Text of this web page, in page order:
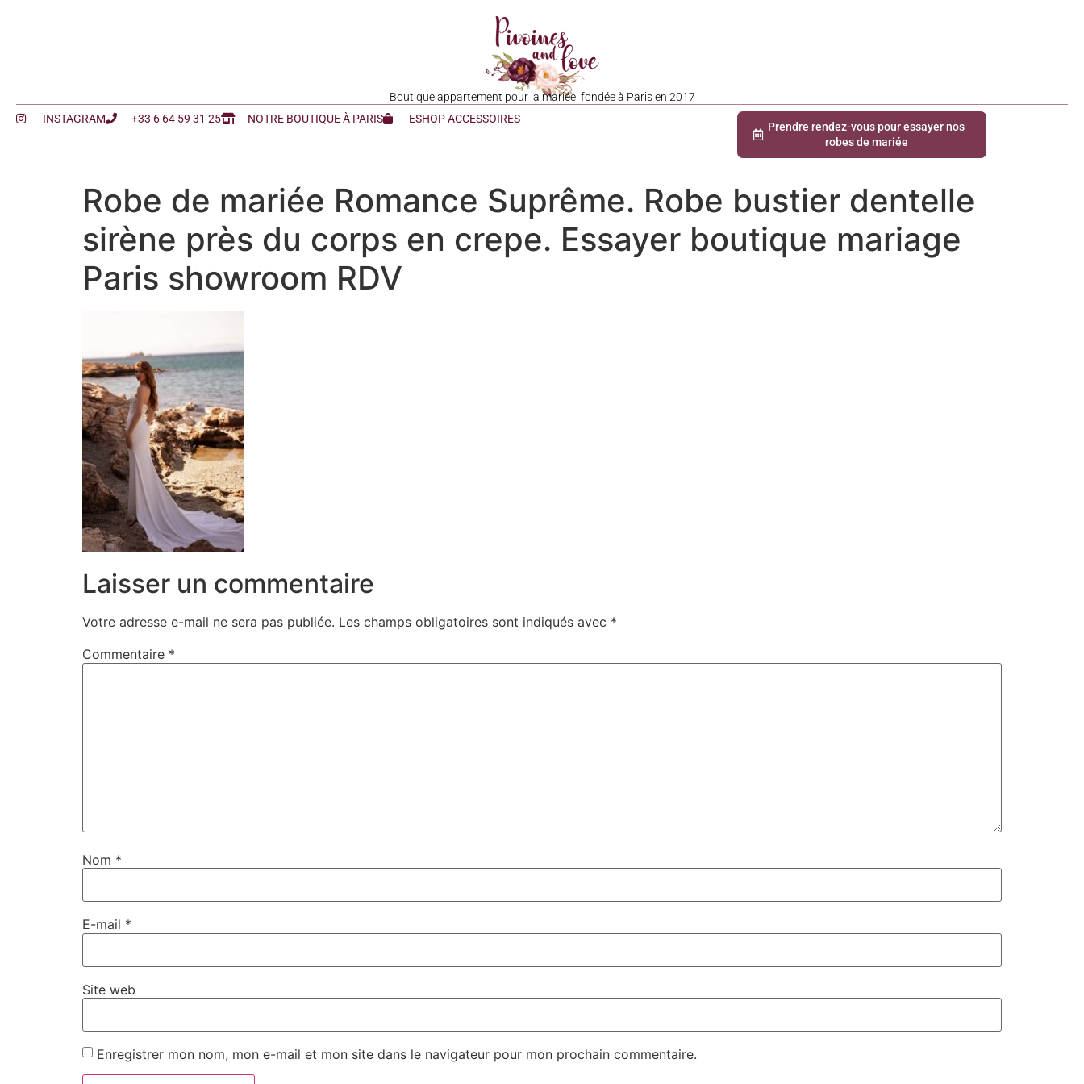
Boutique appartement pour la mariée, fondée à Paris en 2017
INSTAGRAM
+33 6 64 59 31 25 NOTRE BOUTIQUE À PARIS ESHOP ACCESSOIRES
Prendre rendez-vous pour essayer nos
robes de mariée
Robe de mariée Romance Suprême. Robe bustier dentelle
sirène près du corps en crepe. Essayer boutique mariage
Paris showroom RDV
Laisser un commentaire
Votre adresse e-mail ne sera pas publiée. Les champs obligatoires sont indiqués avec *
Commentaire *
Nom *
E-mail *
Site web
Enregistrer mon nom, mon e-mail et mon site dans le navigateur pour mon prochain commentaire.